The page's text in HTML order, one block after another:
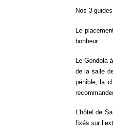
Nos 3
Le
bonheur.
Le
de la salle
pénible, la
L’hôtel de
fixés sur